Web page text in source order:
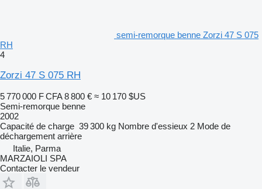
semi-remorque benne Zorzi 47 S 075
RH
4
Zorzi 47 S 075 RH
5 770 000 F CFA 8 800 € ≈ 10 170 $US
Semi-remorque benne
2002
Capacité de charge 39 300 kg Nombre d'essieux 2 Mode de
déchargement arrière
Italie, Parma
MARZAIOLI SPA
Contacter le vendeur